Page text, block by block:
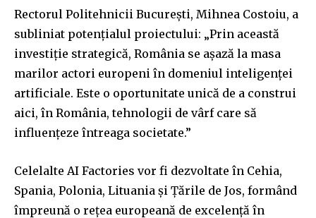
Rectorul Politehnicii București, Mihnea Costoiu, a
subliniat potențialul proiectului: „Prin această
investiţie strategică, România se aşază la masa
marilor actori europeni în domeniul inteligenţei
artificiale. Este o oportunitate unică de a construi
aici, în România, tehnologii de vârf care să
influenţeze întreaga societate.”
Celelalte AI Factories vor fi dezvoltate în Cehia,
Spania, Polonia, Lituania și Țările de Jos, formând
împreună o rețea europeană de excelență în